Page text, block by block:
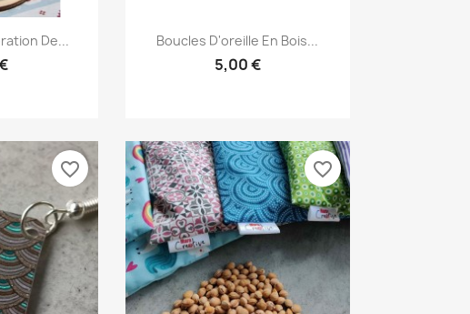
De... Aperçu rapide
Boucles D'oreille En Bois...
5,00 €
favorite_border favorite_border